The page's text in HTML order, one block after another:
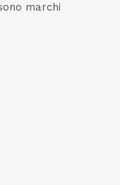
marchi